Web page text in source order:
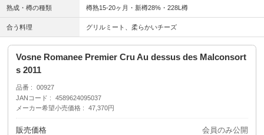
熟成・樽の種類 樽熟15-20ヶ月・新樽28%・228L樽
合う料理 グリルミート、柔らかいチーズ
Vosne Romanee Premier Cru Au dessus des Malconsort
s 2011
品番
00927
JANコード
4589624095037
メーカー希望小売価格
47,370円
販売価格 会員のみ公開